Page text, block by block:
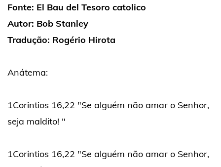
Fonte: El Bau del Tesoro catolico
Autor: Bob Stanley
Tradução: Rogério Hirota
Anátema:
1Corintios 16,22 "Se alguém não amar o Senhor,
seja maldito! "
1Corintios 16,22 "Se alguém não amar o Senhor,